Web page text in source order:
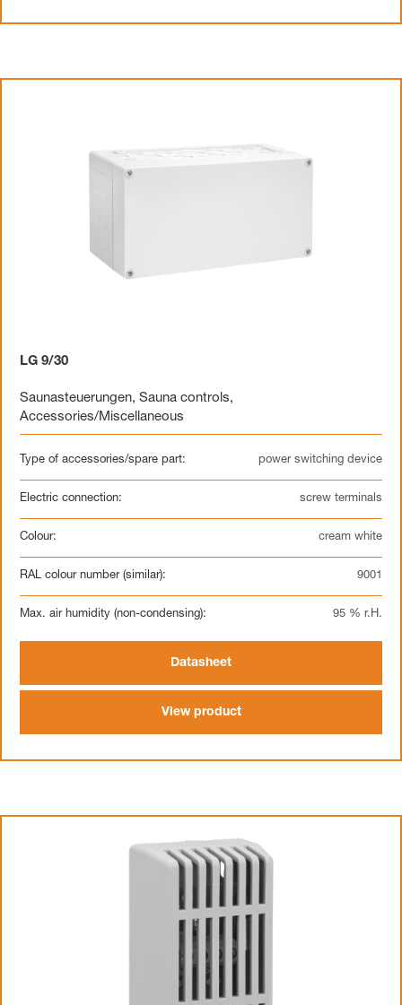
LG 9/30
Saunasteuerungen, Sauna controls,
Accessories/Miscellaneous
Type of accessories/spare part: power switching device
Electric connection: screw terminals
Colour: cream white
RAL colour number (similar): 9001
Max. air humidity (non-condensing): 95 % r.H.
Datasheet
View product